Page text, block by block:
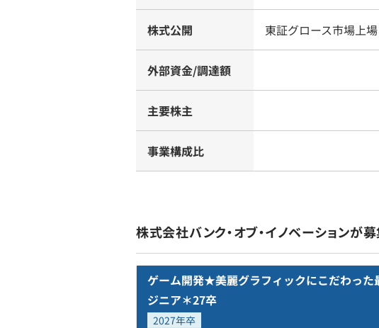
株式公開 東証グロース市場上場
外部資金/調達額
主要株主
事業構成比
株式会社バンク・オブ・イノベーションが
ゲーム開発★美麗グラフィックにこだわった
ジニア＊27卒
2027年卒